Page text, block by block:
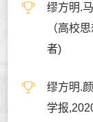
缪方明.
（高校
者)
缪方明.
学报